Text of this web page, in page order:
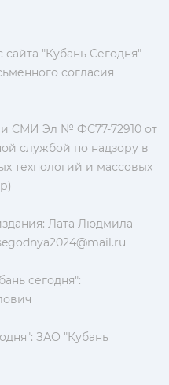
"Кубань Сегодня"
согласия
СМИ Эл № ФС77-72910 от
службой по надзору в
технологий и массовых
Лата Людмила
сегодня":
ЗАО "Кубань